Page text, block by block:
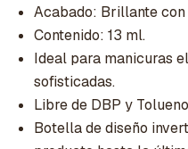
Acabado: Brillante
Contenido: 13 ml.
Ideal para manicuras
sofisticadas.
Libre de DBP y
Botella de diseño